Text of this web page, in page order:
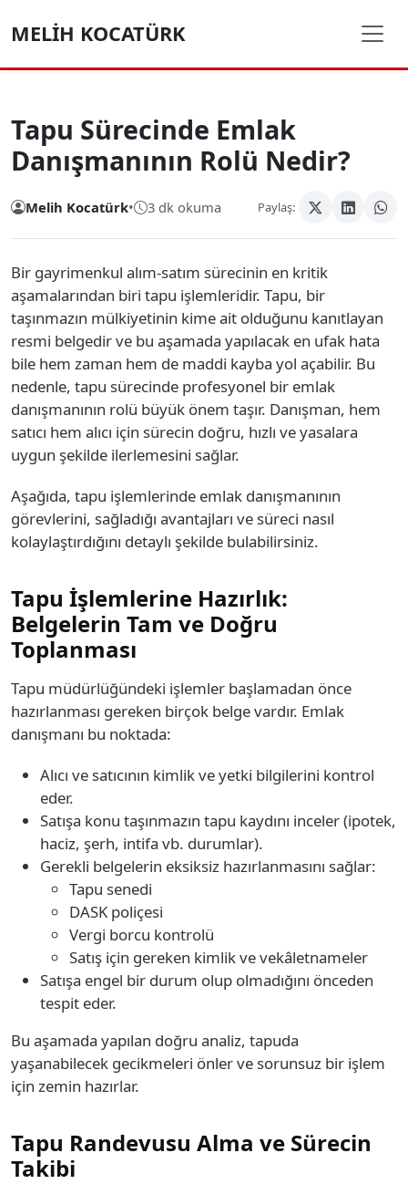
MELIH KOCATÜRK
Tapu Sürecinde Emlak
Danışmanının Rolü Nedir?
Melih Kocatürk• 3 dk okuma Paylaş:
Bir gayrimenkul alım-satım sürecinin en kritik
aşamalarından biri tapu işlemleridir. Tapu, bir
taşınmazın mülkiyetinin kime ait olduğunu kanıtlayan
resmi belgedir ve bu aşamada yapılacak en ufak hata
bile hem zaman hem de maddi kayba yol açabilir. Bu
nedenle, tapu sürecinde profesyonel bir emlak
danışmanının rolü büyük önem taşır. Danışman, hem
satıcı hem alıcı için sürecin doğru, hızlı ve yasalara
uygun şekilde ilerlemesini sağlar.
Aşağıda, tapu işlemlerinde emlak danışmanının
görevlerini, sağladığı avantajları ve süreci nasıl
kolaylaştırdığını detaylı şekilde bulabilirsiniz.
Tapu İşlemlerine Hazırlık:
Belgelerin Tam ve Doğru
Toplanması
Tapu müdürlüğündeki işlemler başlamadan önce
hazırlanması gereken birçok belge vardır. Emlak
danışmanı bu noktada:
Alıcı ve satıcının kimlik ve yetki bilgilerini kontrol
eder.
Satışa konu taşınmazın tapu kaydını inceler (ipotek,
haciz, şerh, intifa vb. durumlar).
Gerekli belgelerin eksiksiz hazırlanmasını sağlar:
Tapu senedi
DASK poliçesi
Vergi borcu kontrolü
Satış için gereken kimlik ve vekâletnameler
Satışa engel bir durum olup olmadığını önceden
tespit eder.
Bu aşamada yapılan doğru analiz, tapuda
yaşanabilecek gecikmeleri önler ve sorunsuz bir işlem
için zemin hazırlar.
Tapu Randevusu Alma ve Sürecin
Takibi